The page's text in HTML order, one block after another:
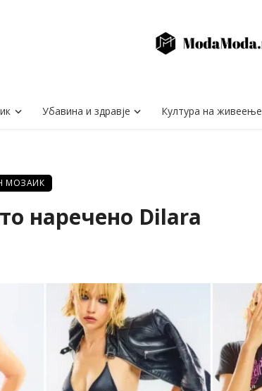
Убавина и здравје Култура на живеење
МОЗАИК
наречено Dilara